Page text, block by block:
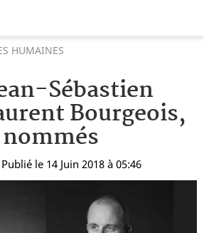
HUMAINES
Sébastien
Bourgeois,
le 14 Juin 2018 à 05:46